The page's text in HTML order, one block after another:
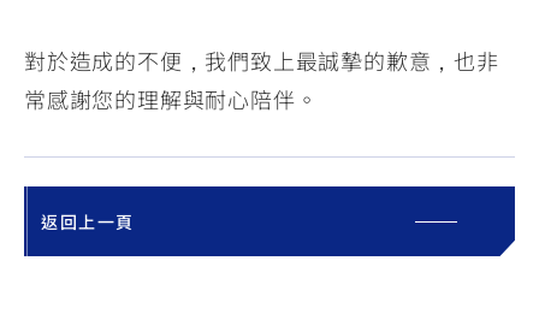
對於造成的不便，我們致上最誠摯的歉意，也非
常感謝您的理解與耐心陪伴。
返回上一頁